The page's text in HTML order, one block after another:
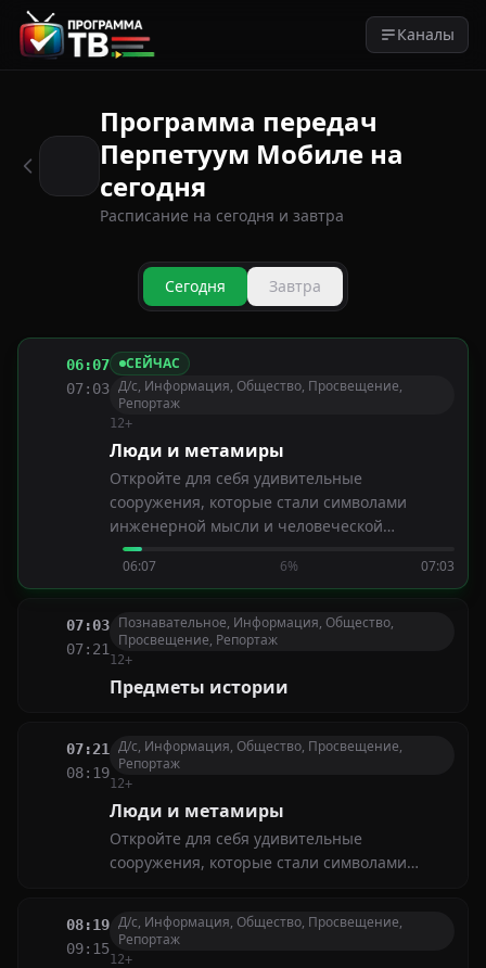
Каналы
Программа передач
Перпетуум Мобиле на
сегодня
Расписание на сегодня и завтра
Сегодня Завтра
06:07
07:03
СЕЙЧАС
Д/с, Информация, Общество, Просвещение,
Репортаж
12+
Люди и метамиры
Откройте для себя удивительные
сооружения, которые стали символами
инженерной мысли и человеческой
креативности (Часть 1-я)
06:07 6% 07:03
07:03
07:21
Познавательное, Информация, Общество,
Просвещение, Репортаж
12+
Предметы истории
07:21
08:19
Д/с, Информация, Общество, Просвещение,
Репортаж
12+
Люди и метамиры
Откройте для себя удивительные
сооружения, которые стали символами
креативности (Часть 2-я)
08:19
09:15
Д/с, Информация, Общество, Просвещение,
Репортаж
12+